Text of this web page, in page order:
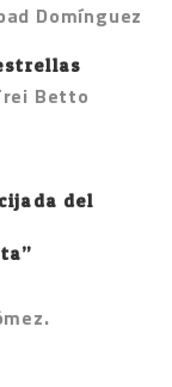
Domínguez
Betto
del